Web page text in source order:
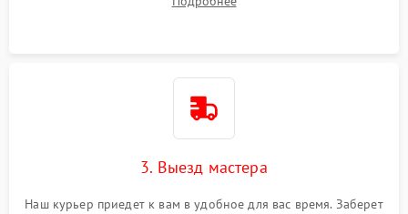
3. Выезд мастера
Наш курьер приедет к вам в удобное для вас время. Заберет